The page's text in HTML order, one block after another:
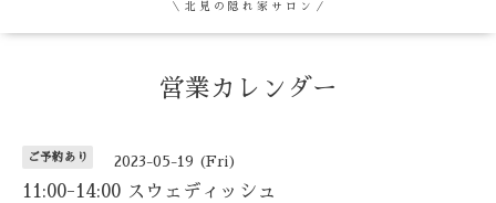
＼ 北 見 の 隠 れ 家 サ ロ ン ／
営業カレンダー
ご予約あり 2023-05-19 (Fri)
11:00-14:00 スウェディッシュ